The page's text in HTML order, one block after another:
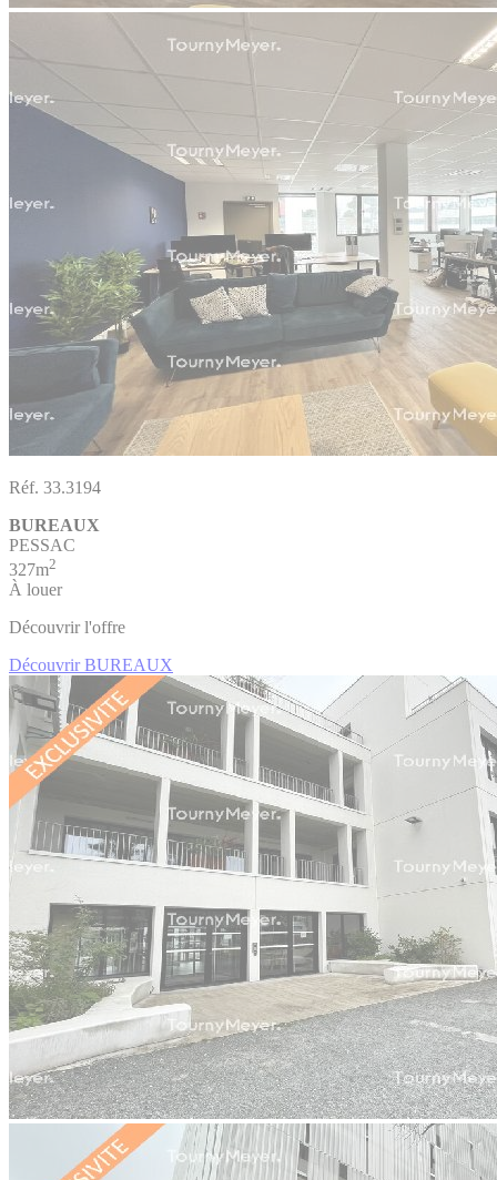
Réf. 33.3194
BUREAUX
PESSAC
327m2
À louer
Découvrir l'offre
Découvrir BUREAUX